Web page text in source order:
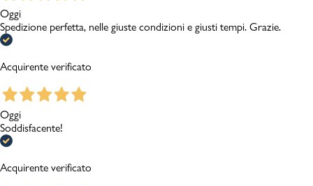
Oggi
Spedizione perfetta, nelle giuste condizioni e giusti tempi. Grazie.
Acquirente verificato
Oggi
Soddisfacente!
Acquirente verificato